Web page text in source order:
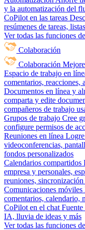
y la automatización del
CoPilot en las tareas
resúmenes de tareas,
Ver todas las funciones
Colaboración
Colaboración
Espacio de trabajo en
comentarios, reacciones,
Documentos en línea y
comparta y edite
compañeros de trabajo
Grupos de trabajo Cree
configure permisos de
Reuniones en línea
videoconferencias,
fondos personalizados
Calendarios compartidos
empresa y personales,
reuniones,
Comunicaciones móviles
comentarios, calendario,
CoPilot en el chat Fuente
IA, lluvia de ideas y más
Ver todas las funciones